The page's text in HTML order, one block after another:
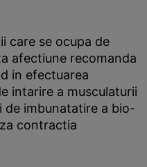
care se ocupa de
afectiune recomanda
in efectuarea
intarire a musculaturii
de imbunatatire a bio-
contractia